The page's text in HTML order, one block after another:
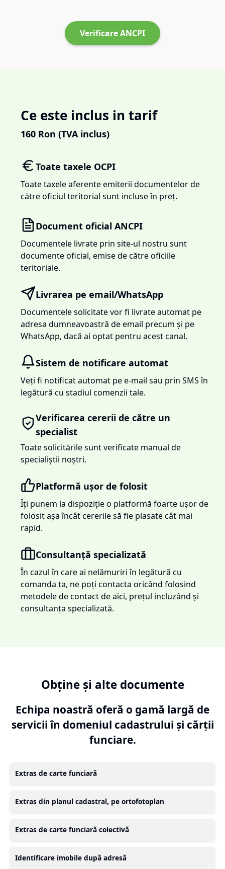
Verificare ANCPI
Ce este inclus in tarif
160 Ron (TVA inclus)
Toate taxele OCPI
Toate taxele aferente emiterii documentelor de
către oficiul teritorial sunt incluse în preț.
Document oficial ANCPI
Documentele livrate prin site-ul nostru sunt
documente oficial, emise de către oficiile
teritoriale.
Livrarea pe email/WhatsApp
Documentele solicitate vor fi livrate automat pe
adresa dumneavoastră de email precum și pe
WhatsApp, dacă ai optat pentru acest canal.
Sistem de notificare automat
Veți fi notificat automat pe e-mail sau prin SMS în
legătură cu stadiul comenzii tale.
Verificarea cererii de către un
specialist
Toate solicitările sunt verificate manual de
specialiștii noștri.
Platformă ușor de folosit
Îți punem la dispoziție o platformă foarte ușor de
folosit așa încât cererile să fie plasate cât mai
rapid.
Consultanță specializată
În cazul în care ai nelămuriri în legătură cu
comanda ta, ne poți contacta oricând folosind
metodele de contact de aici, prețul incluzând și
consultanța specializată.
Obține și alte documente
Echipa noastră oferă o gamă largă de
servicii în domeniul cadastrului și cărții
funciare.
Extras de carte funciară
Extras din planul cadastral, pe ortofotoplan
Extras de carte funciară colectivă
Identificare imobile după adresă